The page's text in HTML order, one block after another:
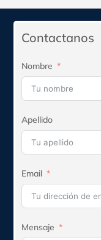
Contactanos
Nombre
Apellido
Email
Mensaje